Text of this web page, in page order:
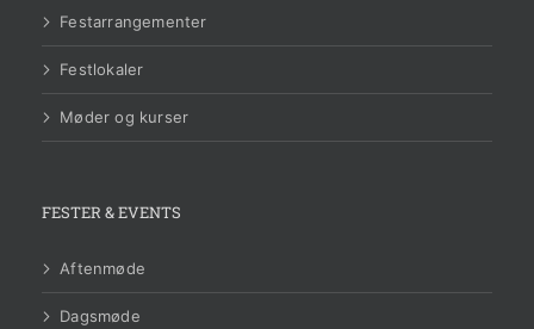
Festarrangementer
Festlokaler
Møder og kurser
FESTER & EVENTS
Aftenmøde
Dagsmøde